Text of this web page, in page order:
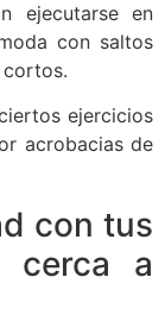
ejecutarse en
con saltos
cortos.
ejercicios
acrobacias de
con tus
cerca a